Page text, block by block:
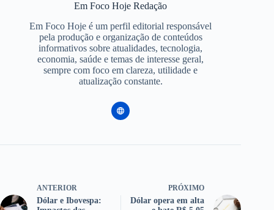
Em Foco Hoje Redação
Em Foco Hoje é um perfil editorial responsável
pela produção e organização de conteúdos
informativos sobre atualidades, tecnologia,
economia, saúde e temas de interesse geral,
sempre com foco em clareza, utilidade e
atualização constante.
ANTERIOR
Dólar e Ibovespa:
PRÓXIMO
Dólar opera em alta